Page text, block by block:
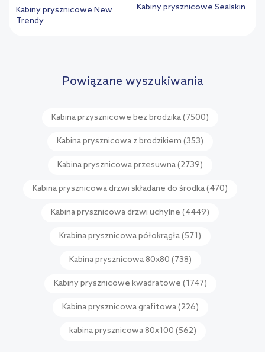
Kabiny prysznicowe New
Trendy
Kabiny prysznicowe Sealskin
Powiązane wyszukiwania
Kabina przysznicowe bez brodzika(7500)
Kabina prysznicowa z brodzikiem (353)
Kabina prysznicowa przesuwna(2739)
Kabina prysznicowa drzwi składane do środka(470)
Kabina prysznicowa drzwi uchylne (4449)
Krabina prysznicowa półokrągła(571)
Kabina prysznicowa 80x80 (738)
Kabiny prysznicowe kwadratowe (1747)
Kabina prysznicowa grafitowa(226)
kabina prysznicowa 80x100 (562)